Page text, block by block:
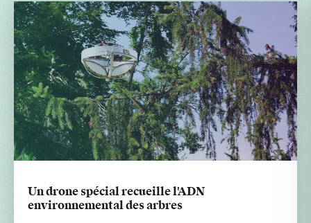
Un drone spécial recueille l'ADN
environnemental des arbres